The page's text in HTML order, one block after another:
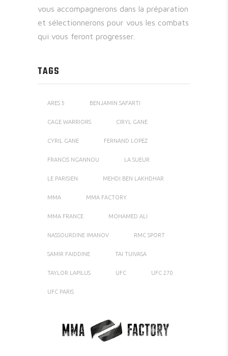
vous accompagnerons dans la préparation
et sélectionnerons pour vous les combats
qui vous feront progresser.
TAGS
ARES 5 BENJAMIN SAFARTI
CAGE WARRIORS CIRYL GANE
CYRIL GANE FERNAND LOPEZ
FRANCIS NGANNOU LA SUEUR
LE PARISIEN MEHDI BEN LAKHDHAR
MMA MMA FACTORY
MMA FRANCE MOHAMED ALI
NASSOURDINE IMANOV RMC SPORT
SAMIR FAIDDINE TAI TUIVASA
TAYLOR LAPILUS UFC UFC 270
UFC PARIS